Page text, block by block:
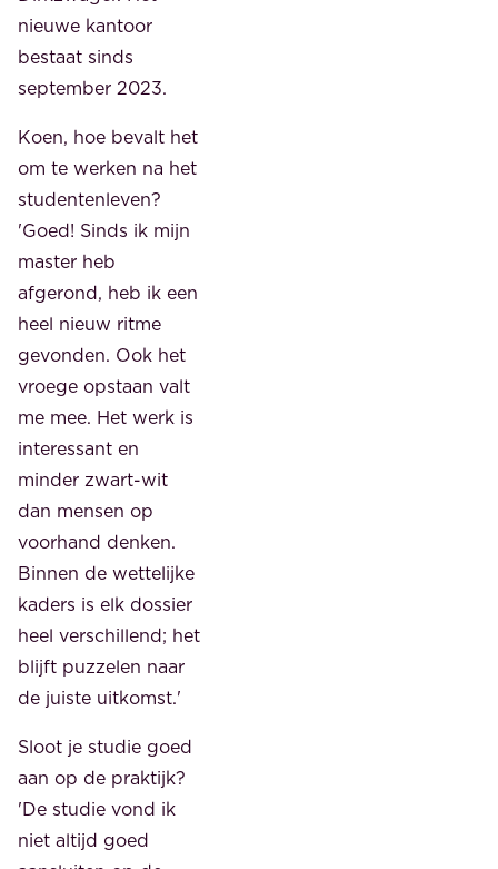
nieuwe kantoor
bestaat sinds
september 2023.
Koen, hoe bevalt het
om te werken na het
studentenleven?
'Goed! Sinds ik mijn
master heb
afgerond, heb ik een
heel nieuw ritme
gevonden. Ook het
vroege opstaan valt
me mee. Het werk is
interessant en
minder zwart-wit
dan mensen op
voorhand denken.
Binnen de wettelijke
kaders is elk dossier
heel verschillend; het
blijft puzzelen naar
de juiste uitkomst.'
Sloot je studie goed
aan op de praktijk?
'De studie vond ik
niet altijd goed